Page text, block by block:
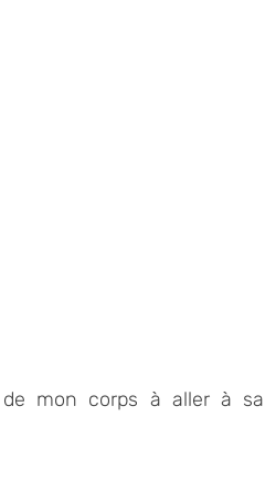
de mon corps à aller à sa